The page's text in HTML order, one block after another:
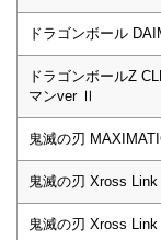
ドラゴンボール
ドラゴンボールZ
マンver Ⅱ
鬼滅の刃
鬼滅の刃 Xross
鬼滅の刃 Xross